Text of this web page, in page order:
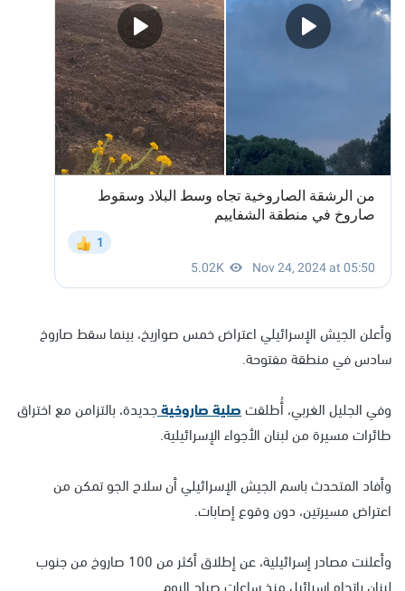
وأعلن الجيش الإسرائيلي اعتراض خمس صواريخ، بينما سقط صاروخ
سادس في منطقة مفتوحة.
وفي الجليل الغربي، أُطلقتصلية صاروخيةجديدة، بالتزامن مع اختراق
طائرات مسيرة من لبنان الأجواء الإسرائيلية.
وأفاد المتحدث باسم الجيش الإسرائيلي أن سلاح الجو تمكن من
اعتراض مسيرتين، دون وقوع إصابات.
وأعلنت مصادر إسرائيلية، عن إطلاق أكثر من 100 صاروخ من جنوب
لبنان باتجاه إسرائيل منذ ساعات صباح اليوم.